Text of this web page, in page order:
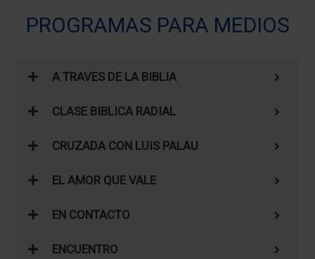
PROGRAMAS PARA MEDIOS
A TRAVES DE LA BIBLIA
CLASE BIBLICA RADIAL
CRUZADA CON LUIS PALAU
EL AMOR QUE VALE
EN CONTACTO
ENCUENTRO